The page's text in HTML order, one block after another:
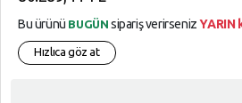
Bu ürünü BUGÜN sipariş verirsenizYARIN
Hızlıca göz at